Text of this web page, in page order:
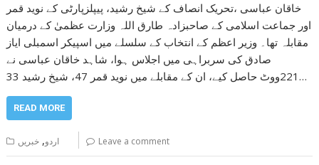
خاقان عباسی ،تحریک انصاف کے شیخ رشید، پیپلزپارٹی کے نوید قمر
اور جماعت اسلامی کے صاحبزادہ طارق اللہ وزارت عظمیٰ کے درمیان
مقابلہ تھا۔ وزیر اعظم کے انتخاب کے سلسلے میں اسپیکر اسمبلی ایاز
صادق کی سربراہی میں اجلاس ہوا، شاہد خاقان عباسی نے
221ووٹ حاصل کیے، ان کے مقابلے میں نوید قمر 47، شیخ رشید 33…
READ MORE
اردو, خبریں Leave a comment